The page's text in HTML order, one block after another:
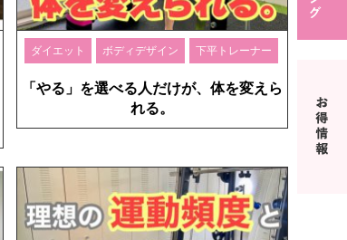
ダイエット ボディデザイン 下平トレーナー
「やる」を選べる人だけが、体を変えら
れる。